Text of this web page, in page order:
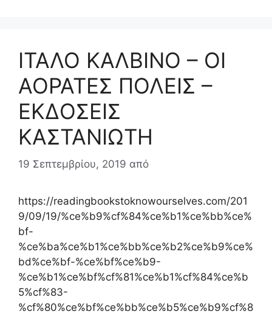
ΙΤΑΛΟ ΚΑΛΒΙΝΟ – ΟΙ
ΑΟΡΑΤΕΣ ΠΟΛΕΙΣ –
ΕΚΔΟΣΕΙΣ
ΚΑΣΤΑΝΙΩΤΗ
19 Σεπτεμβρίου, 2019 από
https://readingbookstoknowourselves.com/201
9/09/19/%ce%b9%cf%84%ce%b1%ce%bb%ce%
bf-
%ce%ba%ce%b1%ce%bb%ce%b2%ce%b9%ce%
bd%ce%bf-%ce%bf%ce%b9-
%ce%b1%ce%bf%cf%81%ce%b1%cf%84%ce%b
5%cf%83-
%cf%80%ce%bf%ce%bb%ce%b5%ce%b9%cf%8